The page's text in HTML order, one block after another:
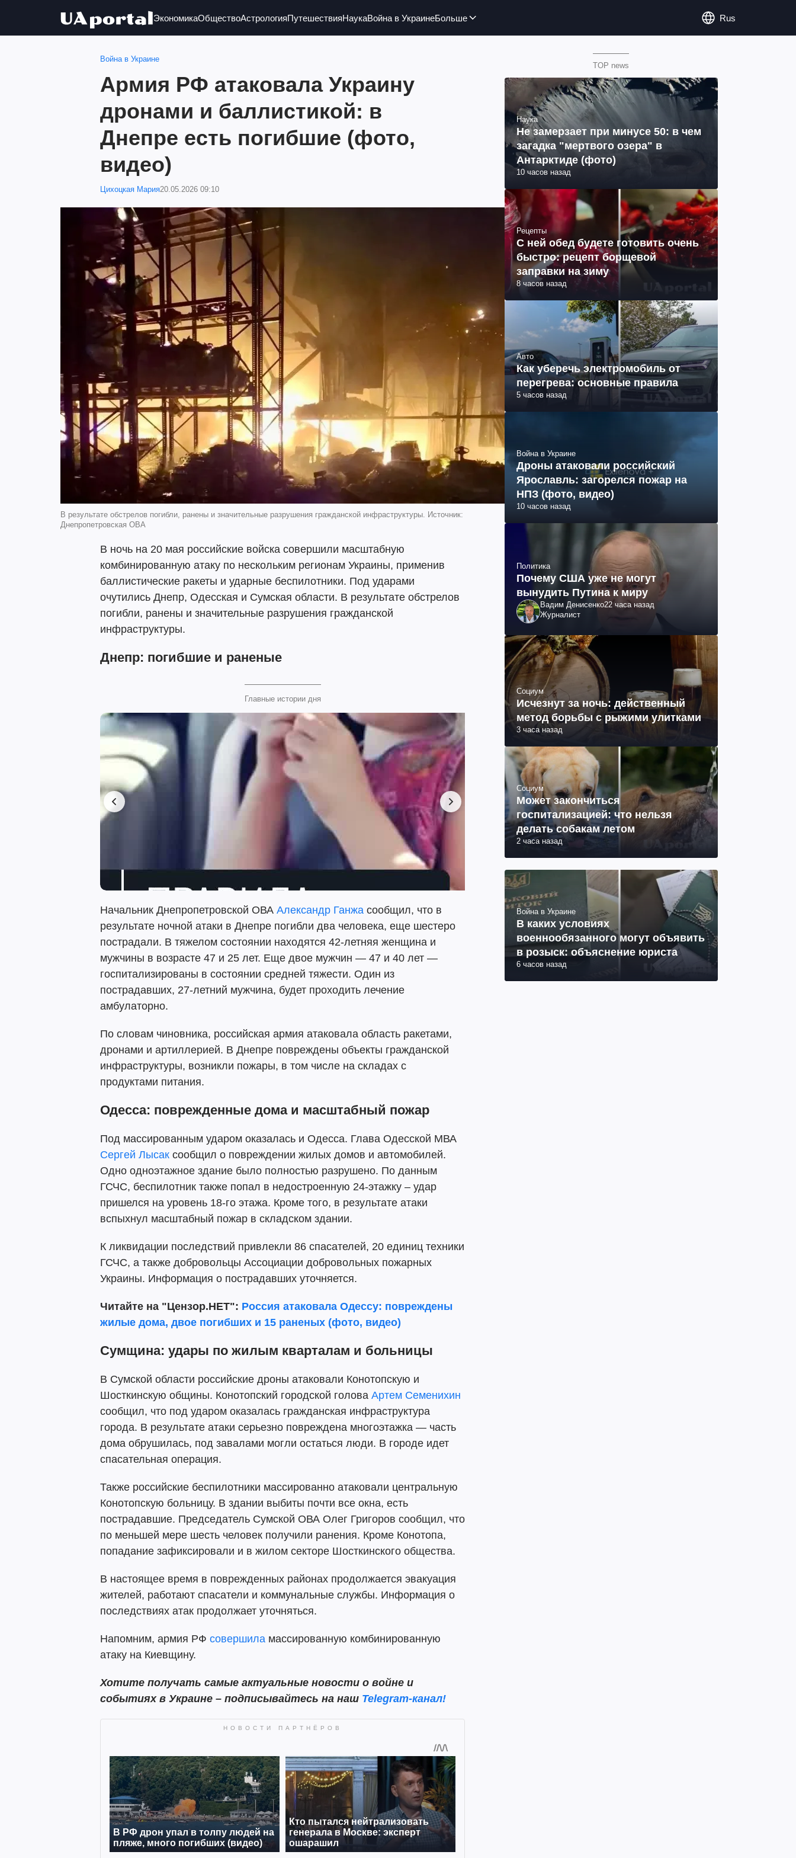
ЭкономикаОбществоАстрологияПутешествияНаукаВойна в УкраинеБольше Rus
Война в Украине
Армия РФ атаковала Украину
дронами и баллистикой: в
Днепре есть погибшие (фото,
видео)
Цихоцкая Мария20.05.2026 09:10
В результате обстрелов погибли, ранены и значительные разрушения гражданской инфраструктуры. Источник:
Днепропетровская ОВА
В ночь на 20 мая российские войска совершили масштабную
комбинированную атаку по нескольким регионам Украины, применив
баллистические ракеты и ударные беспилотники. Под ударами
очутились Днепр, Одесская и Сумская области. В результате обстрелов
погибли, ранены и значительные разрушения гражданской
инфраструктуры.
Днепр: погибшие и раненые
Главные истории дня
Начальник Днепропетровской ОВА Александр Ганжа сообщил, что в
результате ночной атаки в Днепре погибли два человека, еще шестеро
пострадали. В тяжелом состоянии находятся 42-летняя женщина и
мужчины в возрасте 47 и 25 лет. Еще двое мужчин — 47 и 40 лет —
госпитализированы в состоянии средней тяжести. Один из
пострадавших, 27-летний мужчина, будет проходить лечение
амбулаторно.
По словам чиновника, российская армия атаковала область ракетами,
дронами и артиллерией. В Днепре повреждены объекты гражданской
инфраструктуры, возникли пожары, в том числе на складах с
продуктами питания.
Одесса: поврежденные дома и масштабный пожар
Под массированным ударом оказалась и Одесса. Глава Одесской МВА
Сергей Лысак сообщил о повреждении жилых домов и автомобилей.
Одно одноэтажное здание было полностью разрушено. По данным
ГСЧС, беспилотник также попал в недостроенную 24-этажку – удар
пришелся на уровень 18-го этажа. Кроме того, в результате атаки
вспыхнул масштабный пожар в складском здании.
К ликвидации последствий привлекли 86 спасателей, 20 единиц техники
ГСЧС, а также добровольцы Ассоциации добровольных пожарных
Украины. Информация о пострадавших уточняется.
Читайте на "Цензор.НЕТ": Россия атаковала Одессу: повреждены
жилые дома, двое погибших и 15 раненых (фото, видео)
Сумщина: удары по жилым кварталам и больницы
В Сумской области российские дроны атаковали Конотопскую и
Шосткинскую общины. Конотопский городской голова Артем Семенихин
сообщил, что под ударом оказалась гражданская инфраструктура
города. В результате атаки серьезно повреждена многоэтажка — часть
дома обрушилась, под завалами могли остаться люди. В городе идет
спасательная операция.
Также российские беспилотники массированно атаковали центральную
Конотопскую больницу. В здании выбиты почти все окна, есть
пострадавшие. Председатель Сумской ОВА Олег Григоров сообщил, что
по меньшей мере шесть человек получили ранения. Кроме Конотопа,
попадание зафиксировали и в жилом секторе Шосткинского общества.
В настоящее время в поврежденных районах продолжается эвакуация
жителей, работают спасатели и коммунальные службы. Информация о
последствиях атак продолжает уточняться.
Напомним, армия РФ совершила массированную комбинированную
атаку на Киевщину.
Хотите получать самые актуальные новости о войне и
событиях в Украине – подписывайтесь на наш Telegram-канал!
TOP news
Наука
Не замерзает при минусе 50: в чем
загадка "мертвого озера" в
Антарктиде (фото)
10 часов назад
Рецепты
С ней обед будете готовить очень
быстро: рецепт борщевой
заправки на зиму
8 часов назад
Авто
Как уберечь электромобиль от
перегрева: основные правила
5 часов назад
Война в Украине
Дроны атаковали российский
Ярославль: загорелся пожар на
НПЗ (фото, видео)
10 часов назад
Политика
Почему США уже не могут
вынудить Путина к миру
Вадим Денисенко22 часа назад
Журналист
Социум
Исчезнут за ночь: действенный
метод борьбы с рыжими улитками
3 часа назад
Социум
Может закончиться
госпитализацией: что нельзя
делать собакам летом
2 часа назад
Война в Украине
В каких условиях
военнообязанного могут объявить
в розыск: объяснение юриста
6 часов назад